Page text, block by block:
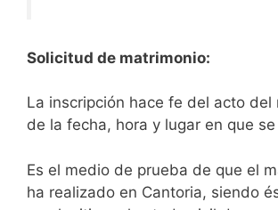
Solicitud de matrimonio:
La inscripción hace fe del acto del
de la fecha, hora y lugar en que
Es el medio de prueba de que el
ha realizado en Cantoria, siendo